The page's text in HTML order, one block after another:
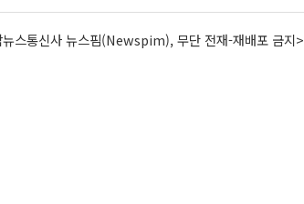
스통신사 뉴스핌(Newspim), 무단 전재-재배포 금지>